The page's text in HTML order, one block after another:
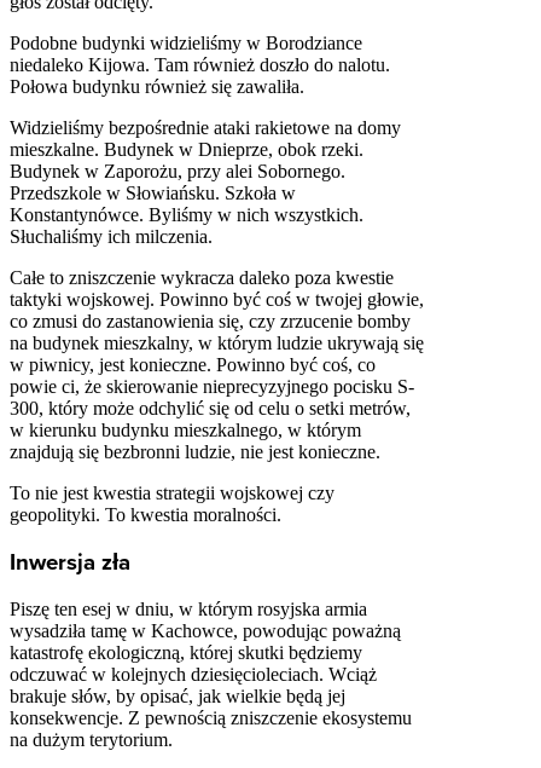
Podobne budynki widzieliśmy w Borodziance
niedaleko Kijowa. Tam również doszło do nalotu.
Połowa budynku również się zawaliła.
Widzieliśmy bezpośrednie ataki rakietowe na domy
mieszkalne. Budynek w Dnieprze, obok rzeki.
Budynek w Zaporożu, przy alei Sobornego.
Przedszkole w Słowiańsku. Szkoła w
Konstantynówce. Byliśmy w nich wszystkich.
Słuchaliśmy ich milczenia.
Całe to zniszczenie wykracza daleko poza kwestie
taktyki wojskowej. Powinno być coś w twojej głowie,
co zmusi do zastanowienia się, czy zrzucenie bomby
na budynek mieszkalny, w którym ludzie ukrywają się
w piwnicy, jest konieczne. Powinno być coś, co
powie ci, że skierowanie nieprecyzyjnego pocisku S-
300, który może odchylić się od celu o setki metrów,
w kierunku budynku mieszkalnego, w którym
znajdują się bezbronni ludzie, nie jest konieczne.
To nie jest kwestia strategii wojskowej czy
geopolityki. To kwestia moralności.
Inwersja zła
Piszę ten esej w dniu, w którym rosyjska armia
wysadziła tamę w Kachowce, powodując poważną
katastrofę ekologiczną, której skutki będziemy
odczuwać w kolejnych dziesięcioleciach. Wciąż
brakuje słów, by opisać, jak wielkie będą jej
konsekwencje. Z pewnością zniszczenie ekosystemu
na dużym terytorium.